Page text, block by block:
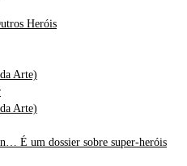
Heróis
Arte)
Arte)
É um dossier sobre super-heróis